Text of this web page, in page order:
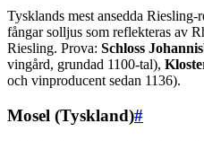
Tysklands mest ansedda
fångar solljus som reflekteras av
Riesling. Prova: Schloss
vingård, grundad 1100-tal),
och vinproducent sedan 1136).
Mosel (Tyskland)#